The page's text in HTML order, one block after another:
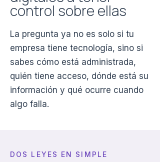
control sobre ellas
La pregunta ya no es solo si tu
empresa tiene tecnología, sino si
sabes cómo está administrada,
quién tiene acceso, dónde está su
información y qué ocurre cuando
algo falla.
DOS LEYES EN SIMPLE